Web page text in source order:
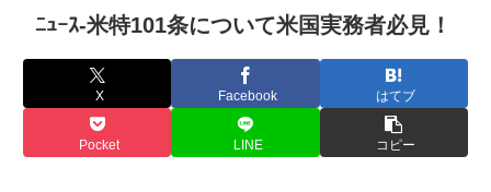
ﾆｭｰｽ-米特101条について米国実務者必見！
X Facebook はてブ
Pocket LINE コピー